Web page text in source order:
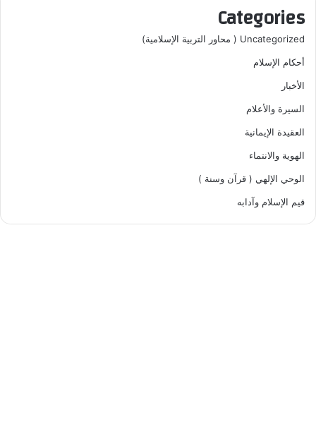
Categories
Uncategorized ( محاور التربية الإسلامية)
أحكام الإسلام
الأخبار
السيرة والأعلام
العقيدة الإيمانية
الهوية والانتماء
الوحي الإلهي ( قرآن وسنة )
قيم الإسلام وآدابه